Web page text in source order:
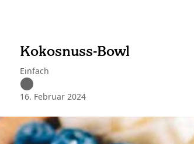
Kokosnuss-Bowl
Einfach
16. Februar 2024